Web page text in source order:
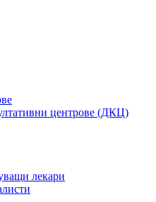
центрове (ДКЦ)
лекари